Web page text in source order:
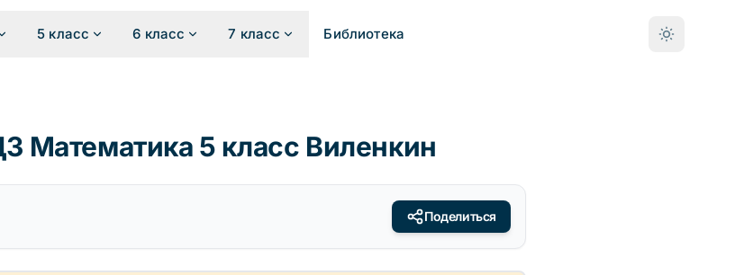
5 класс 6 класс 7 класс Библиотека
Математика 5 класс Виленкин
Поделиться